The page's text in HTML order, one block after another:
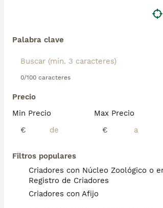
Palabra clave
0/100 caracteres
Precio
Min Precio
€
Max Precio
€
Filtros populares
Criadores con Núcleo Zoológico o
Registro de Criadores
Criadores con Afijo